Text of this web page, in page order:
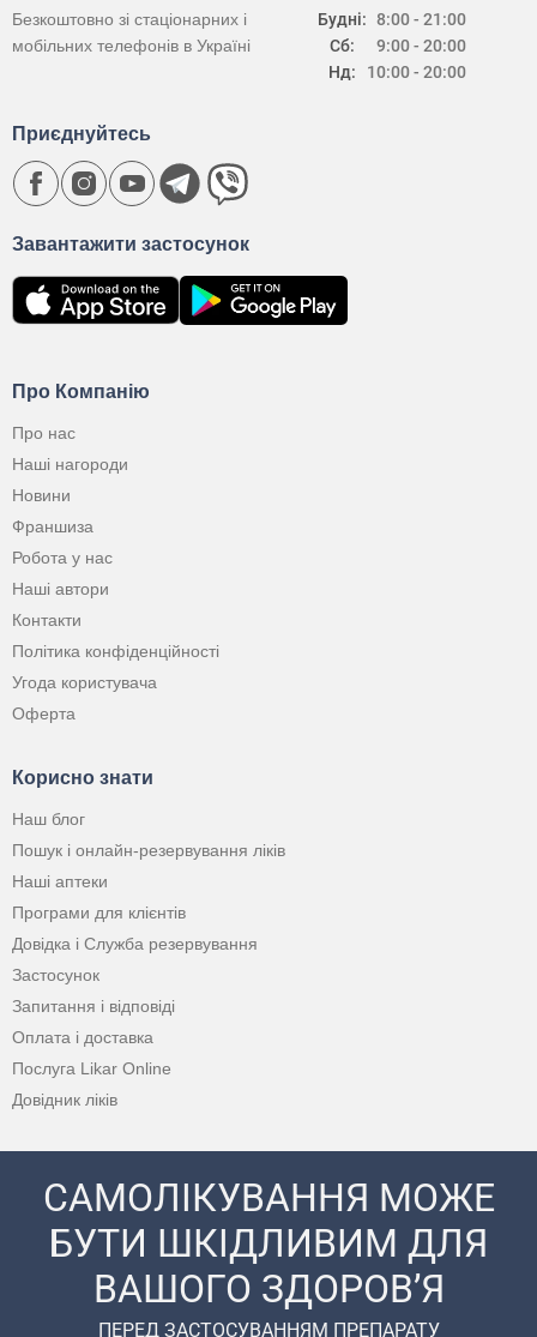
Будні:
Сб:
Нд:
8:00 - 21:00
9:00 - 20:00
10:00 - 20:00
Безкоштовно зі стаціонарних і
мобільних телефонів в Україні
Про Компанію
Про нас
Наші нагороди
Новини
Франшиза
Робота у нас
Наші автори
Контакти
Політика конфіденційності
Угода користувача
Оферта
Корисно знати
Наш блог
Пошук і онлайн-резервування ліків
Наші аптеки
Програми для клієнтів
Довідка і Служба резервування
Застосунок
Запитання і відповіді
Оплата і доставка
Послуга Likar Online
Довідник ліків
Завантажити застосунок
Приєднуйтесь
САМОЛІКУВАННЯ МОЖЕ
БУТИ ШКІДЛИВИМ ДЛЯ
ВАШОГО ЗДОРОВ’Я
ПЕРЕД ЗАСТОСУВАННЯМ ПРЕПАРАТУ